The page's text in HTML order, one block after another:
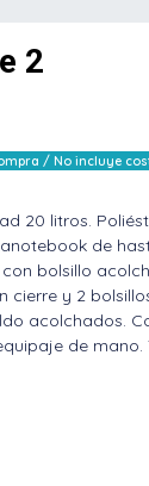
2
/ No incluye
20 litros.
de
bolsillo
cierre y 2
acolchados.
de